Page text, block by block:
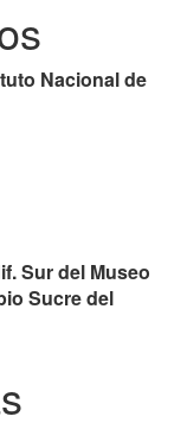
Nacional de
Sur del Museo
Sucre del